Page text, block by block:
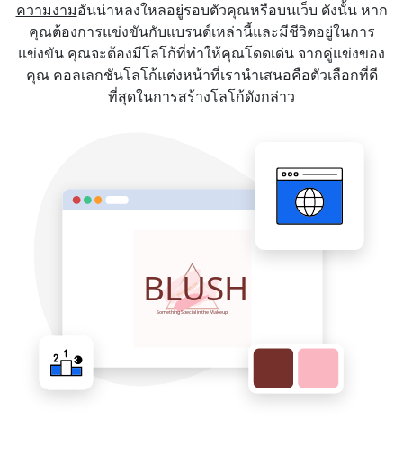
ความงามอันน่าหลงใหลอยู่รอบตัวคุณหรือบนเว็บ ดังนั้น หาก
คุณต้องการแข่งขันกับแบรนด์เหล่านี้และมีชีวิตอยู่ในการ
แข่งขัน คุณจะต้องมีโลโก้ที่ทำให้คุณโดดเด่น จากคู่แข่งของ
คุณ คอลเลกชันโลโก้แต่งหน้าที่เรานำเสนอคือตัวเลือกที่ดี
ที่สุดในการสร้างโลโก้ดังกล่าว